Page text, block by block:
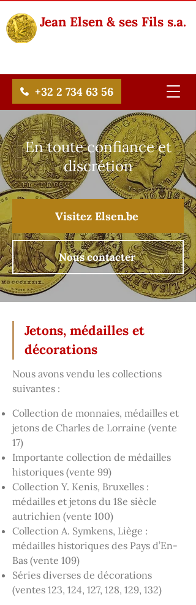
Jean Elsen & ses Fils s.a.
+32 2 734 63 56
En toute confiance et
discrétion
Visitez Elsen.be
Nous contacter
Jetons, médailles et
décorations
Nous avons vendu les collections
suivantes :
Collection de monnaies, médailles et
jetons de Charles de Lorraine (vente
17)
Importante collection de médailles
historiques (vente 99)
Collection Y. Kenis, Bruxelles :
médailles et jetons du 18e siècle
autrichien (vente 100)
Collection A. Symkens, Liège :
médailles historiques des Pays d’En-
Bas (vente 109)
Séries diverses de décorations
(ventes 123, 124, 127, 128, 129, 132)